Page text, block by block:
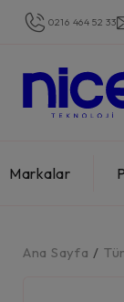
0216 464 52 33
Markalar
Ana Sayfa /